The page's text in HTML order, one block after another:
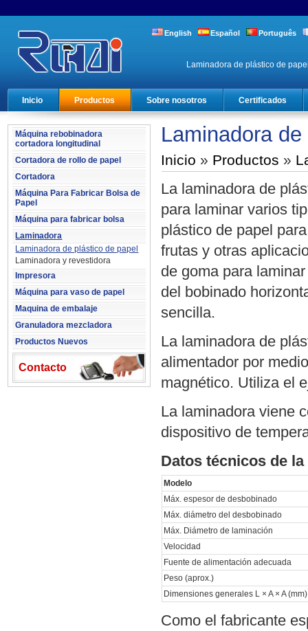
English Español Português
Laminadora de plástico de
Inicio Productos Sobre nosotros Certificados
Máquina rebobinadora
cortadora longitudinal
Cortadora de rollo de papel
Cortadora
Máquina Para Fabricar Bolsa de
Papel
Máquina para fabricar bolsa
Laminadora
Laminadora de plástico de papel
Laminadora y revestidora
Impresora
Máquina para vaso de papel
Maquina de embalaje
Granuladora mezcladora
Productos Nuevos
Contacto
Laminadora
Inicio » Productos »
La laminadora de
para laminar varios
plástico de papel
frutas y otras
de goma para
del bobinado
sencilla.
La laminadora de
alimentador por
magnético. Utiliza el
La laminadora viene
dispositivo de
Datos técnicos de
Modelo
Máx. espesor de desbobinado
Máx. diámetro del desbobinado
Máx. Diámetro de laminación
Velocidad
Fuente de alimentación adecuada
Peso (aprox.)
Dimensiones generales L × A × A (mm)
Como el fabricante